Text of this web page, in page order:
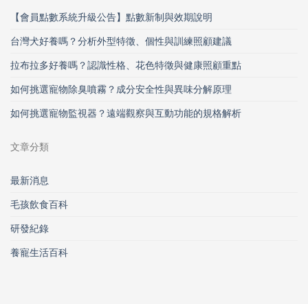
【會員點數系統升級公告】點數新制與效期說明
台灣犬好養嗎？分析外型特徵、個性與訓練照顧建議
拉布拉多好養嗎？認識性格、花色特徵與健康照顧重點
如何挑選寵物除臭噴霧？成分安全性與異味分解原理
如何挑選寵物監視器？遠端觀察與互動功能的規格解析
文章分類
最新消息
毛孩飲食百科
研發紀錄
養寵生活百科